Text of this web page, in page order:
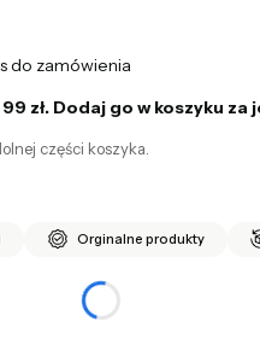
do zamówienia
zł. Dodaj go w koszyku za
części koszyka.
Orginalne produkty